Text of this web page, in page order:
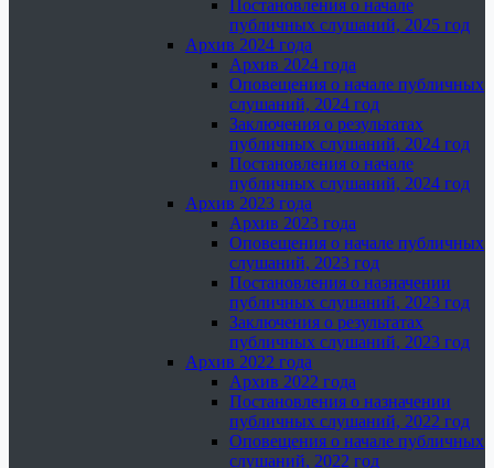
Постановления о начале
публичных слушаний, 2025 год
Архив 2024 года
Архив 2024 года
Оповещения о начале публичных
слушаний, 2024 год
Заключения о результатах
публичных слушаний, 2024 год
Постановления о начале
публичных слушаний, 2024 год
Архив 2023 года
Архив 2023 года
Оповещения о начале публичных
слушаний, 2023 год
Постановления о назначении
публичных слушаний, 2023 год
Заключения о результатах
публичных слушаний, 2023 год
Архив 2022 года
Архив 2022 года
Постановления о назначении
публичных слушаний, 2022 год
Оповещения о начале публичных
слушаний, 2022 год